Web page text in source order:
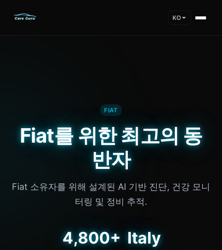
KO
FIAT
Fiat를 위한 최고의 동
반자
Fiat 소유자를 위해 설계된 AI 기반 진단, 건강 모니
터링 및 정비 추적.
4,800+ Italy